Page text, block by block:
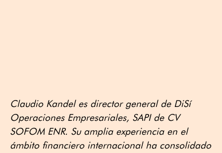
Claudio Kandel es director general de DiSí
Operaciones Empresariales, SAPI de CV
SOFOM ENR. Su amplia experiencia en el
ámbito financiero internacional ha consolidado